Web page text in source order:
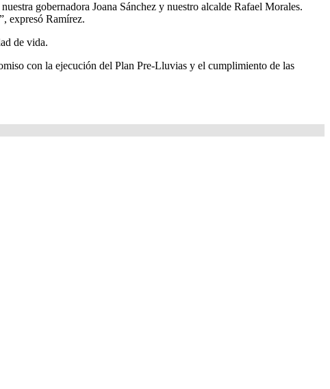
gobernadora Joana Sánchez y nuestro alcalde Rafael Morales.
expresó Ramírez.
de vida.
con la ejecución del Plan Pre-Lluvias y el cumplimiento de las